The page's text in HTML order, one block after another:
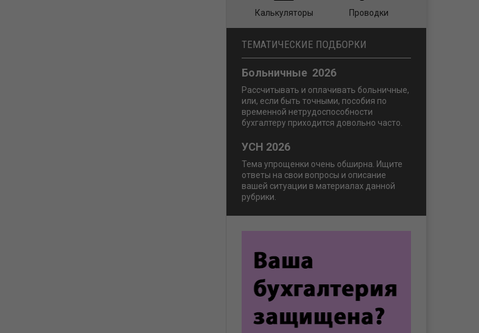
Калькуляторы Проводки
ТЕМАТИЧЕСКИЕ ПОДБОРКИ
Больничные 2026
Рассчитывать и оплачивать больничные,
или, если быть точными, пособия по
временной нетрудоспособности
бухгалтеру приходится довольно часто.
УСН 2026
Тема упрощенки очень обширна. Ищите
ответы на свои вопросы и описание
вашей ситуации в материалах данной
рубрики.